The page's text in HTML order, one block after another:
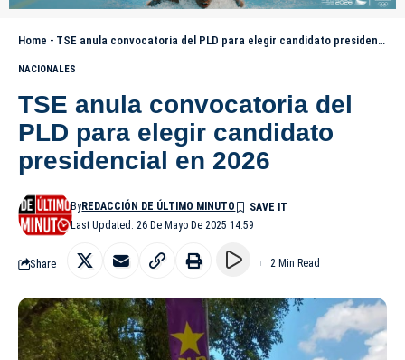
Home - TSE anula convocatoria del PLD para elegir candidato presidencial en 2026
NACIONALES
TSE anula convocatoria del
PLD para elegir candidato
presidencial en 2026
Last Updated: 26 De Mayo De 2025 14:59
ByREDACCIÓN DE ÚLTIMO MINUTO
Share 2 Min Read